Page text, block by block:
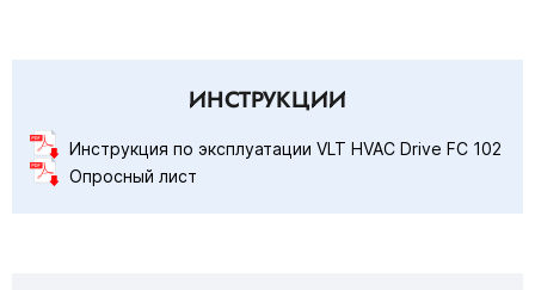
ИНСТРУКЦИИ
Инструкция по эксплуатации VLT HVAC Drive FC 102
Опросный лист